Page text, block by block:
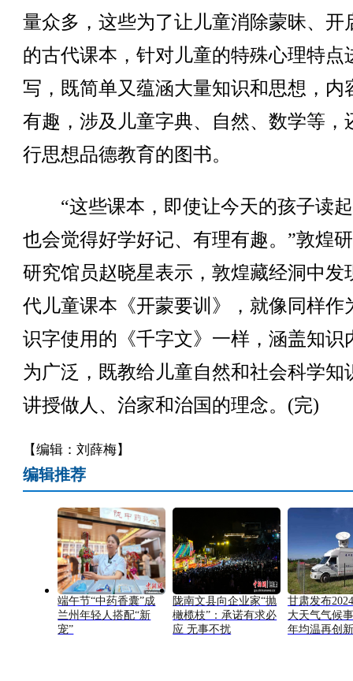
量众多，这些为了让儿童消除蒙昧、开
的古代课本，针对儿童的特殊心理特点
写，既简单又蕴涵大量知识和思想，内
有趣，涉及儿童字典、自然、数学等，
行思想品德教育的图书。
“这些课本，即使让今天的孩子读
也会觉得好学好记、有理有趣。”敦煌
研究馆员赵晓星表示，敦煌藏经洞中发
代儿童课本《开蒙要训》，就像同样作
识字使用的《千字文》一样，涵盖知识
为广泛，既教给儿童自然和社会科学知
讲授做人、治家和治国的理念。(完)
【编辑：刘薛梅】
编辑推荐
端午节“中药香囊”成
兰州年轻人搭配“新
宠”
陇南文县向企业家“抛
橄榄枝”：承诺有求必
应 无事不扰
甘肃发布
大天气气候
年均温再创